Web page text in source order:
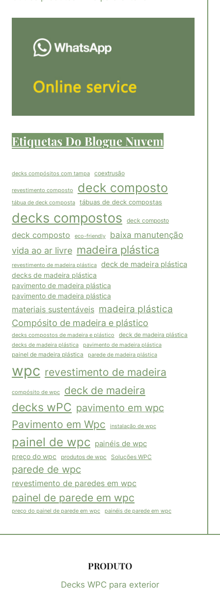
Etiquetas Do Blogue Nuvem
decks compósitos com tampa coextrusão
revestimento composto deck composto
tábua de deck composta tábuas de deck compostas
decks compostos deck composto
deck composto eco-friendly baixa manutenção
vida ao ar livre madeira plástica
revestimento de madeira plástica deck de madeira plástica
decks de madeira plástica
pavimento de madeira plástica
pavimento de madeira plástica
materiais sustentáveis madeira plástica
Compósito de madeira e plástico
decks compostos de madeira e plástico deck de madeira plástica
decks de madeira plástica pavimento de madeira plástica
painel de madeira plástica parede de madeira plástica
wpc revestimento de madeira
compósito de wpc deck de madeira
decks wPC pavimento em wpc
Pavimento em Wpc instalação de wpc
painel de wpc painéis de wpc
preço do wpc produtos de wpc Soluções WPC
parede de wpc
revestimento de paredes em wpc
painel de parede em wpc
preço do painel de parede em wpc painéis de parede em wpc
PRODUTO
Decks WPC para exterior